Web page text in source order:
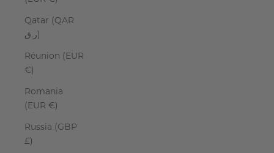
Qatar (QAR
ر.ق)
Réunion (EUR
€)
Romania
(EUR €)
Russia (GBP
£)